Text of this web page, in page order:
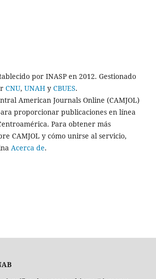
por INASP en 2012. Gestionado
CNU, UNAH y CBUES.
American Journals Online (CAMJOL)
proporcionar publicaciones en línea
Para obtener más
CAMJOL y cómo unirse al servicio,
Acerca de.